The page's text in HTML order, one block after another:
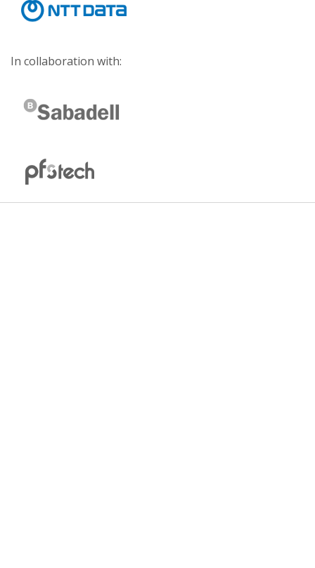
In collaboration with: